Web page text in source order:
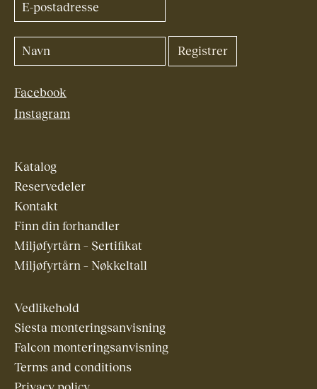
Facebook
Instagram
Katalog
Reservedeler
Kontakt
Finn din forhandler
Miljøfyrtårn – Sertifikat
Miljøfyrtårn – Nøkkeltall
Vedlikehold
Siesta monteringsanvisning
Falcon monteringsanvisning
Terms and conditions